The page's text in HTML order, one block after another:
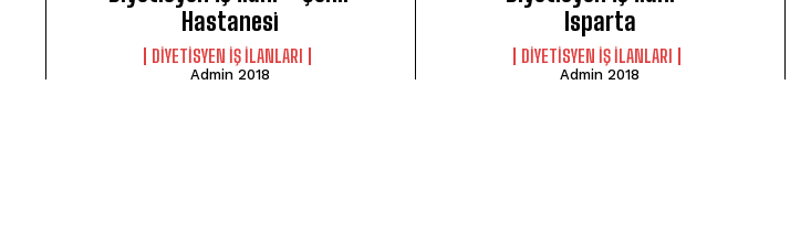
Hastanesi
DIYETISYEN IŞ ILANLARI
Admin 2018
Isparta
DIYETISYEN IŞ ILANLARI
Admin 2018